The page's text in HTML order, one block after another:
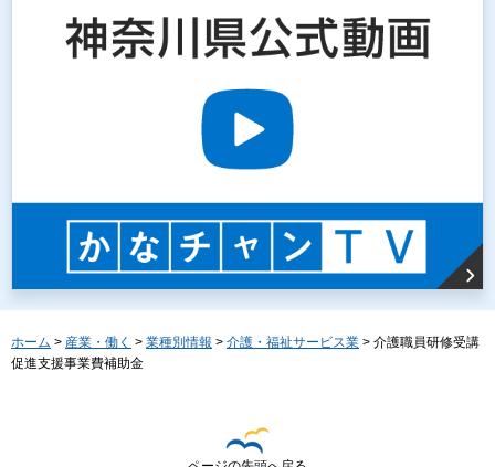
ホーム > 産業・働く > 業種別情報 > 介護・福祉サービス業 > 介護職員研修受講
促進支援事業費補助金